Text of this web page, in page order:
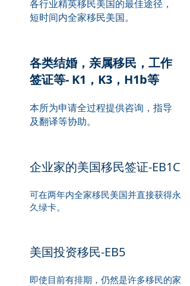
各行业精英移民美国的最佳途径，
短时间内全家移民美国。
各类结婚，亲属移民，工作
签证等- K1，K3，H1b等
本所为申请全过程提供咨询，指导
及翻译等协助。
企业家的美国移民签证-EB1C
​可在两年内全家移民美国并直接获得永
久绿卡。
美国投资移民-EB5
即使目前有排期，仍然是许多移民的家